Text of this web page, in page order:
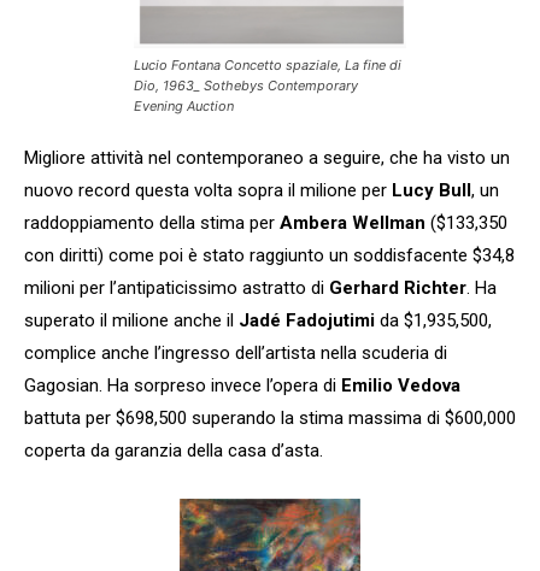
Lucio Fontana Concetto spaziale, La fine di
Dio, 1963_ Sothebys Contemporary
Evening Auction
Migliore attività nel contemporaneo a seguire, che ha visto un
nuovo record questa volta sopra il milione per Lucy Bull, un
raddoppiamento della stima per Ambera Wellman ($133,350
con diritti) come poi è stato raggiunto un soddisfacente $34,8
milioni per l’antipaticissimo astratto di Gerhard Richter . Ha
superato il milione anche il Jadé Fadojutimi da $1,935,500,
complice anche l’ingresso dell’artista nella scuderia di
Gagosian. Ha sorpreso invece l’opera di Emilio Vedova
battuta per $698,500 superando la stima massima di $600,000
coperta da garanzia della casa d’asta.